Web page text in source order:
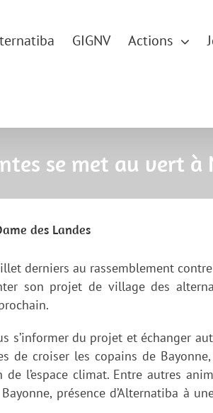
GIGNV Actions
se met au vert à
des Landes
derniers au rassemblement
son projet de village des
s’informer du projet et échanger
de croiser les copains de Bayonne,
l’espace climat. Entre autres
présence d’Alternatiba à